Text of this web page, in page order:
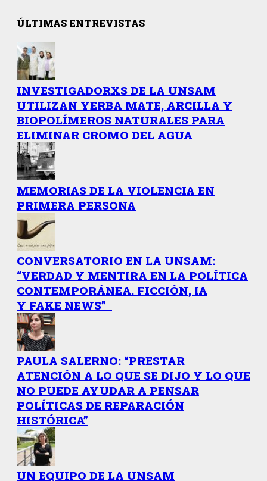
ÚLTIMAS ENTREVISTAS
INVESTIGADORXS DE LA UNSAM
UTILIZAN YERBA MATE, ARCILLA Y
BIOPOLÍMEROS NATURALES PARA
ELIMINAR CROMO DEL AGUA
MEMORIAS DE LA VIOLENCIA EN
PRIMERA PERSONA
CONVERSATORIO EN LA UNSAM:
“VERDAD Y MENTIRA EN LA POLÍTICA
CONTEMPORÁNEA. FICCIÓN, IA
Y FAKE NEWS”
PAULA SALERNO: “PRESTAR
ATENCIÓN A LO QUE SE DIJO Y LO QUE
NO PUEDE AYUDAR A PENSAR
POLÍTICAS DE REPARACIÓN
HISTÓRICA”
UN EQUIPO DE LA UNSAM